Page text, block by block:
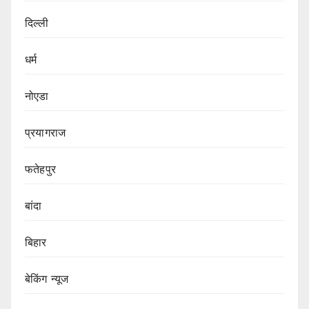
दिल्ली
धर्म
नोएडा
प्रयागराज
फतेहपुर
बांदा
बिहार
बेकिंग न्यूज